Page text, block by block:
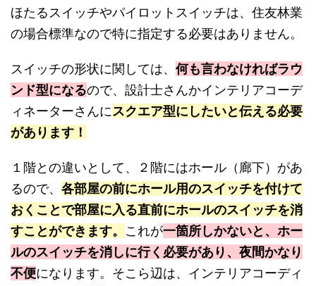
ほたるスイッチやパイロットスイッチは、住友林業
の場合標準なので特に指定する必要はありません。
スイッチの形状に関しては、 何も言わなければラウ
ンド型になるので、設計士さんかインテリアコーデ
ィネーターさんにスクエア型にしたいと伝える必要
があります！
１階との違いとして、２階にはホール（廊下）があ
るので、 各部屋の前にホール用のスイッチを付けて
おくことで部屋に入る直前にホールのスイッチを消
すことができます。 これが一箇所しかないと、ホー
ルのスイッチを消しに行く必要があり、夜間かなり
不便になります。そこら辺は、インテリアコーディ